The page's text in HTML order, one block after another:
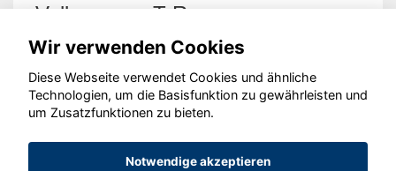
Volkswagen T-Roc
© konjunkturmotor.de GmbH 2020 - 2026
Wir verwenden Cookies
Diese Webseite verwendet Cookies und ähnliche
Technologien, um die Basisfunktion zu gewährleisten und
um Zusatzfunktionen zu bieten.
Notwendige akzeptieren